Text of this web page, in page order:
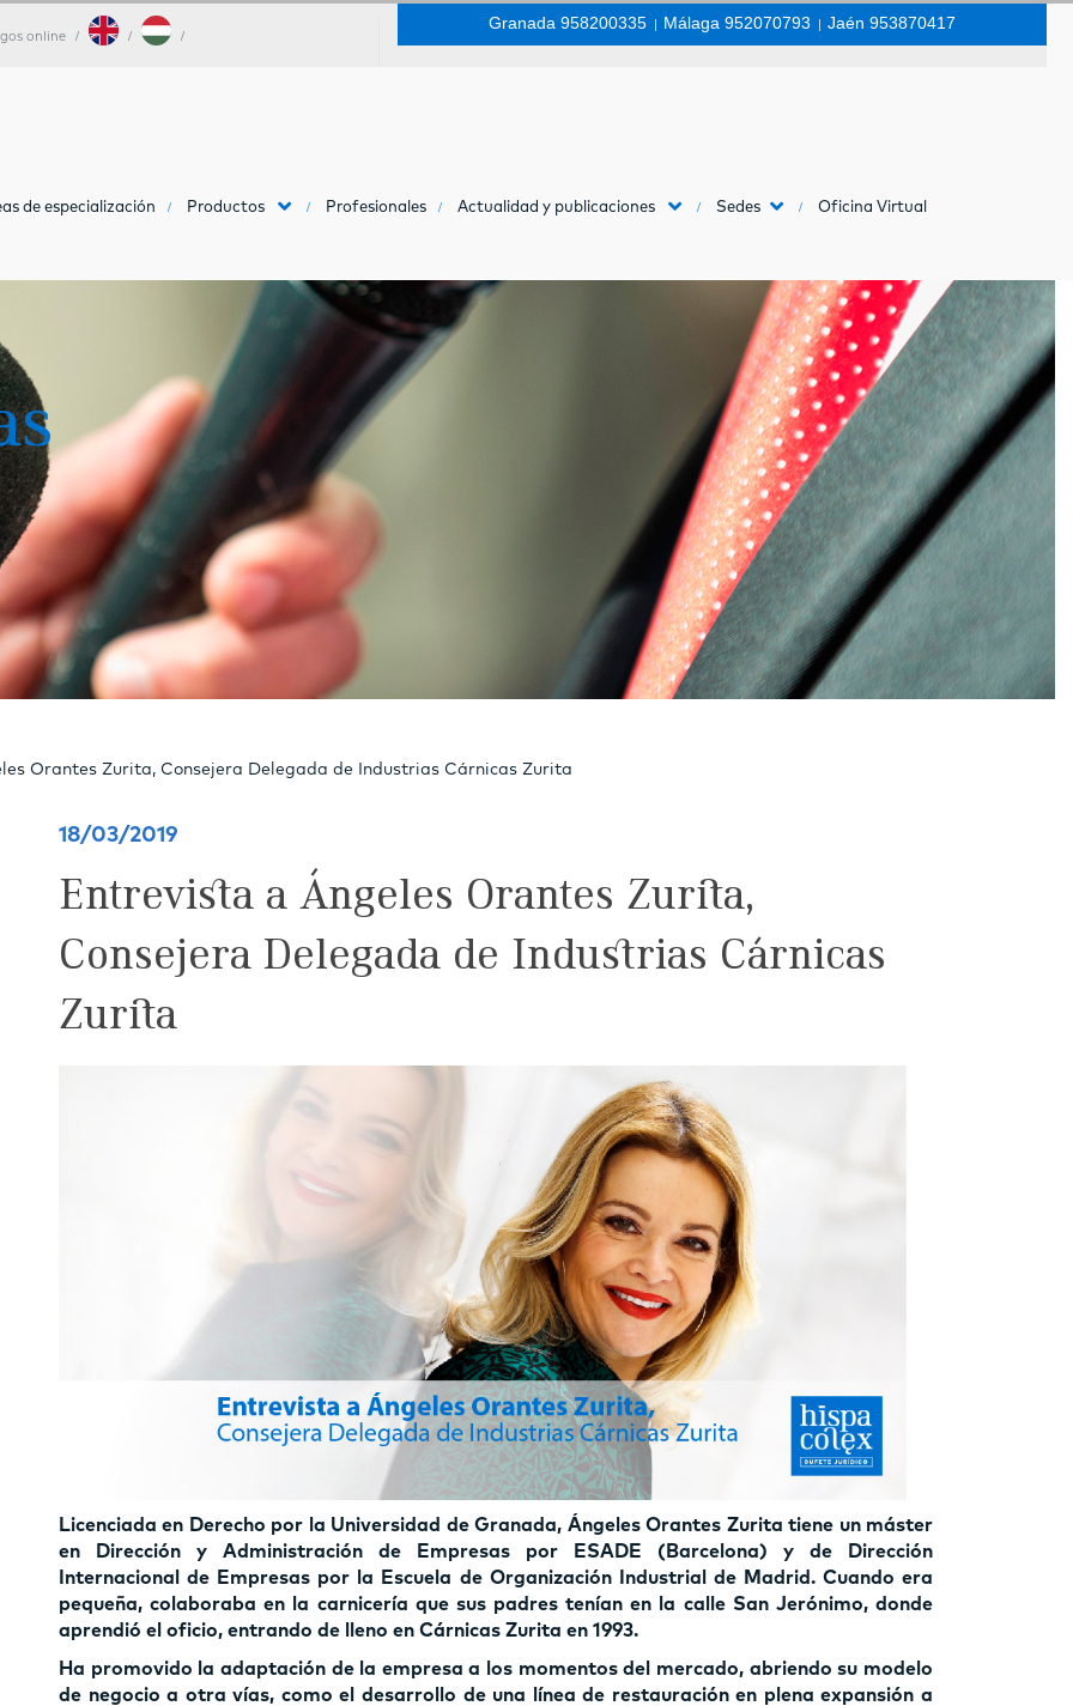
online
Granada 958200335 | Málaga 952070793 | Jaén 953870417
de especialización Productos Profesionales Actualidad y publicaciones Sedes Oficina Virtual
Orantes Zurita, Consejera Delegada de Industrias Cárnicas Zurita
18/03/2019
Entrevista a Ángeles Orantes Zurita,
Consejera Delegada de Industrias Cárnicas
Zurita
Licenciada en Derecho por la Universidad de Granada, Ángeles Orantes Zurita tiene un máster
en Dirección y Administración de Empresas por ESADE (Barcelona) y de Dirección
Internacional de Empresas por la Escuela de Organización Industrial de Madrid. Cuando era
pequeña, colaboraba en la carnicería que sus padres tenían en la calle San Jerónimo, donde
aprendió el oficio, entrando de lleno en Cárnicas Zurita en 1993.
Ha promovido la adaptación de la empresa a los momentos del mercado, abriendo su modelo
de negocio a otra vías, como el desarrollo de una línea de restauración en plena expansión a